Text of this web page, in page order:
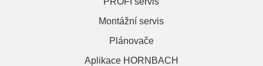
Montážní servis
Plánovače
Aplikace HORNBACH